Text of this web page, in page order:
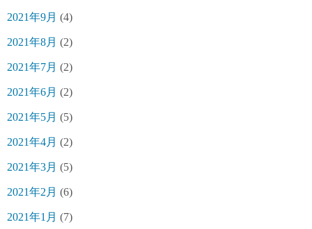
2021年9月 (4)
2021年8月 (2)
2021年7月 (2)
2021年6月 (2)
2021年5月 (5)
2021年4月 (2)
2021年3月 (5)
2021年2月 (6)
2021年1月 (7)